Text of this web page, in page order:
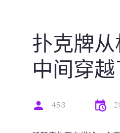
扑克牌
中间穿
453